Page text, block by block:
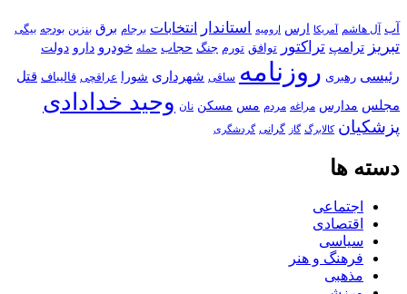
آب آل هاشم آمریکا ارس ارومیه استاندار انتخابات برجام برق بنزین بودجه بیگی
تبریز ترامپ تراکتور توافق تورم جنگ حجاب حمله خودرو دارو دولت
رئیسی رهبری روزنامه ساقی شهرداری شورا عراقچی قالیباف قتل
مجلس مدارس مراغه مردم مس مسکن نان وحید خدادادی
پزشکیان کالابرگ گاز گرانی گردشگری
دسته ها
اجتماعی
اقتصادی
سیاسی
فرهنگ و هنر
مذهبی